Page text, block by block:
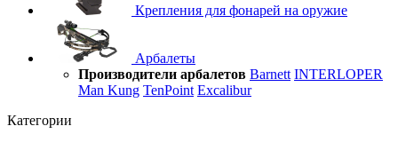
Крепления для фонарей на оружие
Арбалеты
Производители арбалетов Barnett INTERLOPER
Man Kung TenPoint Excalibur
Категории